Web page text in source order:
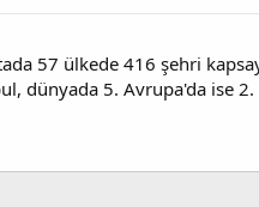
57 ülkede 416 şehri
dünyada 5. Avrupa'da ise